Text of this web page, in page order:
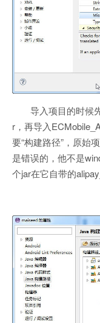
导入项目的时候
r，再导入
要“构建路径”，原始
是错误的，他不是
个jar在它自带的